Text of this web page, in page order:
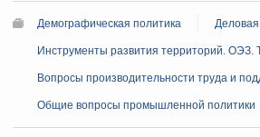
Демографическая политика Деловая
Инструменты развития территорий. ОЭЗ.
Вопросы производительности труда и
Общие вопросы промышленной политики
Государство
программы